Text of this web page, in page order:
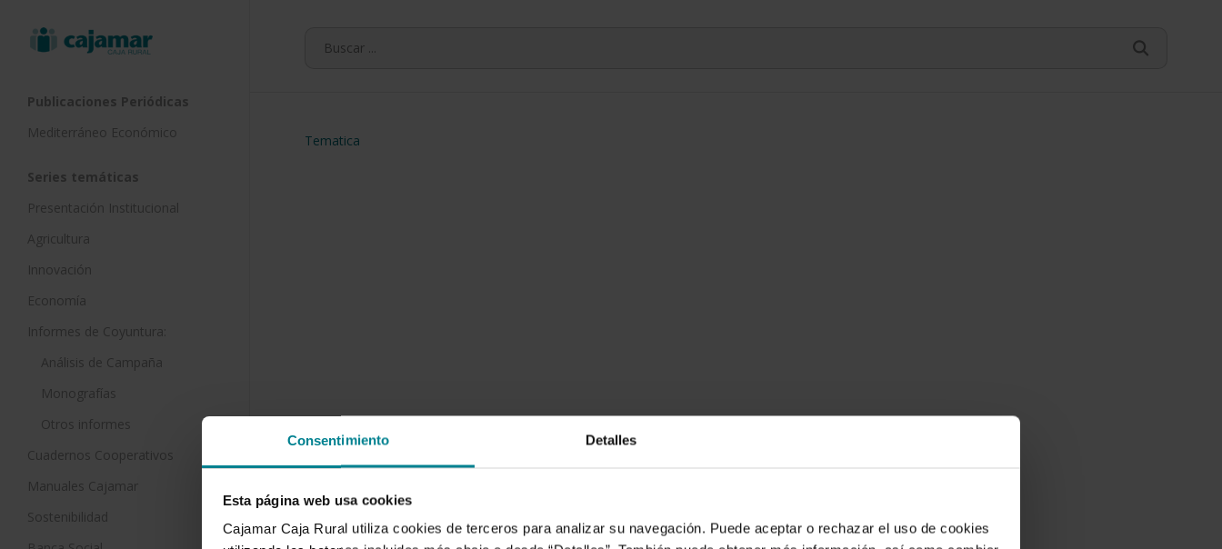
Consentimiento Detalles
Esta página web usa cookies
Cajamar Caja Rural utiliza cookies de terceros para analizar su navegación. Puede aceptar o rechazar el uso de cookies
Publicaciones Periódicas
Mediterráneo Económico
Series temáticas
Presentación Institucional
Agricultura
Innovación
Economía
Informes de Coyuntura:
Análisis de Campaña
Monografías
Otros informes
Cuadernos Cooperativos
Manuales Cajamar
Sostenibilidad
Tematica